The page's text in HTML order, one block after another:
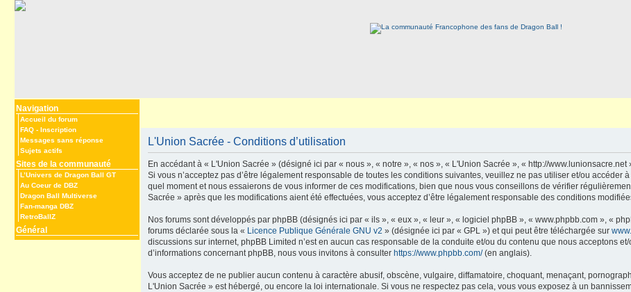
Navigation
Accueil du forum
FAQ - Inscription
Messages sans réponse
Sujets actifs
Sites de la communauté
L’Univers de Dragon Ball GT
Au Coeur de DBZ
Dragon Ball Multiverse
Fan-manga DBZ
RetroBallZ
Général
L'Union Sacrée - Conditions d’utilisation
En accédant à « L'Union Sacrée » (désigné ici par « nous », « notre », « nos », « L'Union Sacrée », « http://
Si vous n’acceptez pas d’être légalement responsable de toutes les conditions suivantes, veuillez ne pas utiliser et/ou accéder
quel moment et nous essaierons de vous informer de ces modifications, bien que nous vous conseillons de vérifier
Sacrée » après que les modifications aient été effectuées, vous acceptez d’être légalement responsable des conditions
Nos forums sont développés par phpBB (désignés ici par « ils », « eux », « leur », « logiciel phpBB », « www.phpbb.com », «
forums déclarée sous la « Licence Publique Générale GNU v2 » (désignée ici par « GPL ») et qui peut être téléchargée sur
discussions sur internet, phpBB Limited n’est en aucun cas responsable de la conduite et/ou du contenu que nous acceptons
d’informations concernant phpBB, nous vous invitons à consulter https://www.phpbb.com/(en anglais).
Vous acceptez de ne publier aucun contenu à caractère abusif, obscène, vulgaire, diffamatoire, choquant, menaçant,
L'Union Sacrée » est hébergé, ou encore la loi internationale. Si vous ne respectez pas cela, vous vous exposez à un